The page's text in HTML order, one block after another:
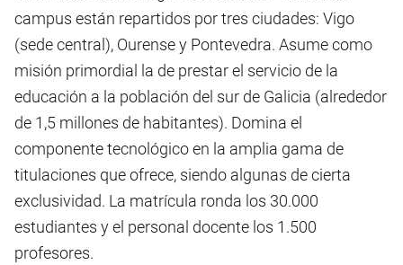
campus están repartidos por tres ciudades: Vigo
(sede central), Ourense y Pontevedra. Asume como
misión primordial la de prestar el servicio de la
educación a la población del sur de Galicia (alrededor
de 1,5 millones de habitantes). Domina el
componente tecnológico en la amplia gama de
titulaciones que ofrece, siendo algunas de cierta
exclusividad. La matrícula ronda los 30.000
estudiantes y el personal docente los 1.500
profesores.